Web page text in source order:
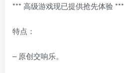
*** 高级游戏现已提供抢先体验 ***
特点：
– 原创交响乐。